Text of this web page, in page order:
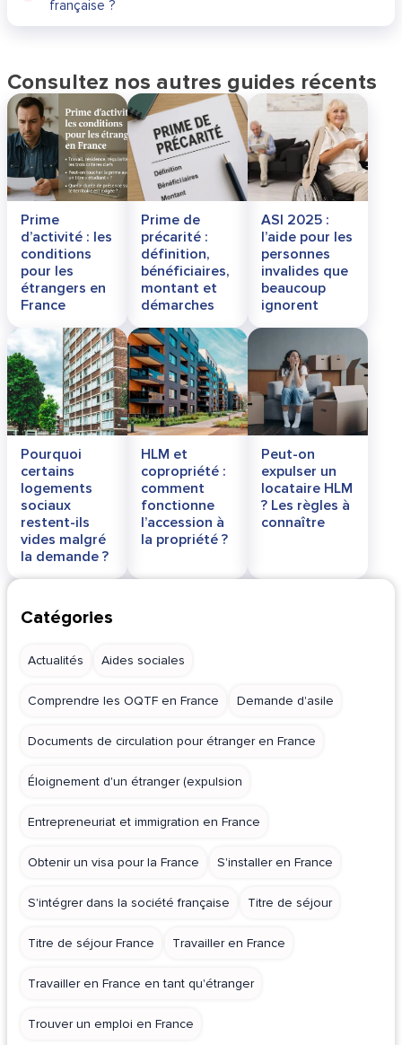
française ?
Consultez nos autres guides récents
Prime
d’activité : les
conditions
pour les
étrangers en
France
Prime de
précarité :
définition,
bénéficiaires,
montant et
démarches
ASI 2025 :
l’aide pour les
personnes
invalides que
beaucoup
ignorent
Pourquoi
certains
logements
sociaux
restent-ils
vides malgré
la demande ?
HLM et
copropriété :
comment
fonctionne
l’accession à
la propriété ?
Peut-on
expulser un
locataire HLM
? Les règles à
connaître
Catégories
Actualités Aides sociales
Comprendre les OQTF en France Demande d'asile
Documents de circulation pour étranger en France
Éloignement d'un étranger (expulsion
Entrepreneuriat et immigration en France
Obtenir un visa pour la France S'installer en France
S'intégrer dans la société française Titre de séjour
Titre de séjour France Travailler en France
Travailler en France en tant qu'étranger
Trouver un emploi en France